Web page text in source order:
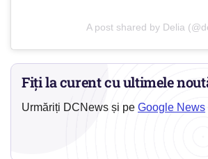
A post shared by Delia
Fiți la curent cu ultimele
Urmăriți DCNews și pe Google News